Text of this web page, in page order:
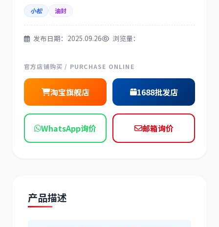
小松 油封
发布日期：2025.09.26 浏览量：
官方店铺购买 / PURCHASE ONLINE
淘宝旗舰店 1688批发店
WhatsApp询价 邮箱询价
产品描述